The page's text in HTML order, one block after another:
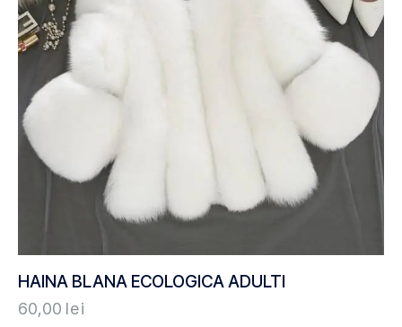
HAINA BLANA ECOLOGICA ADULTI
60,00 lei